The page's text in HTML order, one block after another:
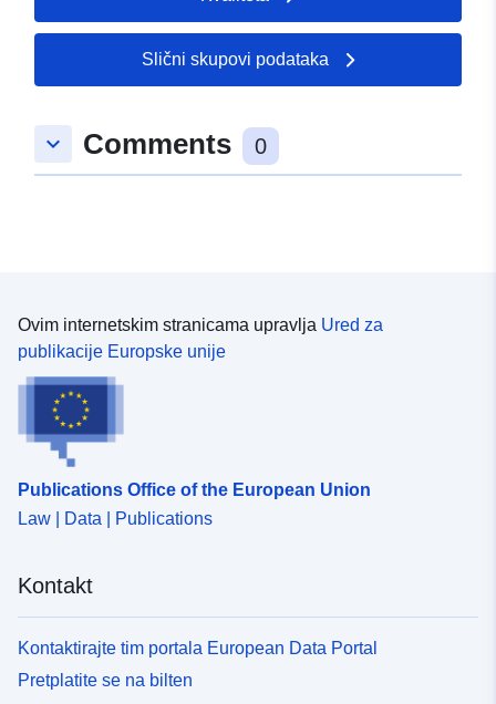
Slični skupovi podataka
keyboard_arrow_down Comments 0
Ovim internetskim stranicama upravlja Ured za
publikacije Europske unije
Publications Office of the European Union
Law | Data | Publications
Kontakt
Kontaktirajte tim portala European Data Portal
Pretplatite se na bilten